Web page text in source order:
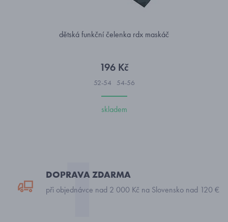
dětská funkční čelenka rdx maskáč
196 Kč
52-54 54-56
skladem
DOPRAVA ZDARMA
při objednávce nad 2 000 Kč na Slovensko nad 120 €